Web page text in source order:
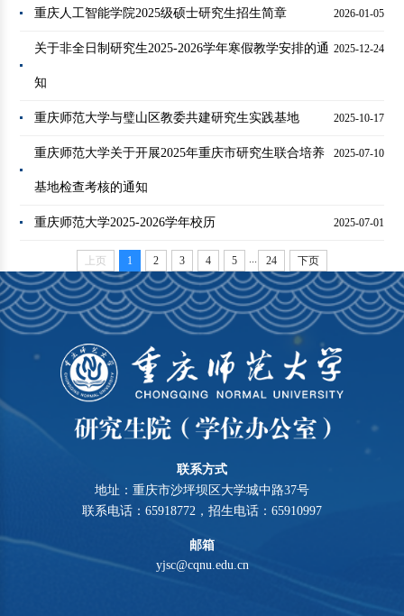
2026-01-05
重庆人工智能学院2025级硕士研究生招生简章
2025-12-24
关于非全日制研究生2025-2026学年寒假教学安排的通
知
2025-10-17
重庆师范大学与璧山区教委共建研究生实践基地
2025-07-10
重庆师范大学关于开展2025年重庆市研究生联合培养
基地检查考核的通知
2025-07-01
重庆师范大学2025-2026学年校历
上页 1 2 3 4 5 ... 24 下页
联系方式
地址：重庆市沙坪坝区大学城中路37号
联系电话：65918772，招生电话：65910997
邮箱
yjsc@cqnu.edu.cn